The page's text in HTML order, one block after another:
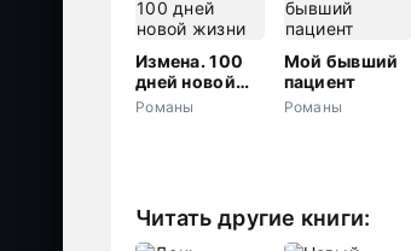
Измена. 100
дней новой
жизни
Романы
Мой бывший
пациент
Романы
Читать другие книги: